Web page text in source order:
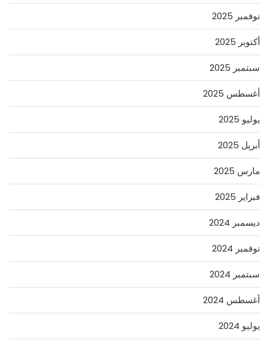
نوفمبر 2025
أكتوبر 2025
سبتمبر 2025
أغسطس 2025
يوليو 2025
أبريل 2025
مارس 2025
فبراير 2025
ديسمبر 2024
نوفمبر 2024
سبتمبر 2024
أغسطس 2024
يوليو 2024